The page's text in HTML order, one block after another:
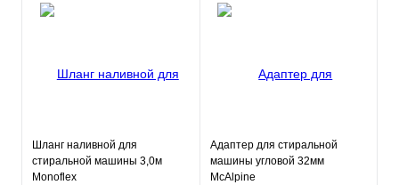
Шланг наливной для
стиральной машины 3,0м
Monoflex
Адаптер для стиральной
машины угловой 32мм
McAlpine